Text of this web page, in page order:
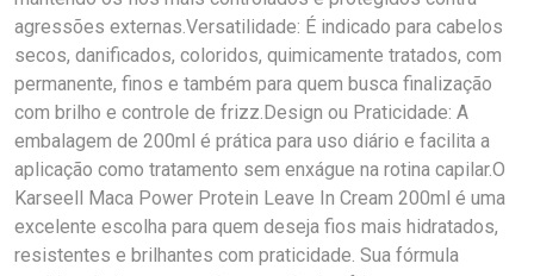
agressões externas.Versatilidade: É indicado para cabelos
secos, danificados, coloridos, quimicamente tratados, com
permanente, finos e também para quem busca finalização
com brilho e controle de frizz.Design ou Praticidade: A
embalagem de 200ml é prática para uso diário e facilita a
aplicação como tratamento sem enxágue na rotina capilar.O
Karseell Maca Power Protein Leave In Cream 200ml é uma
excelente escolha para quem deseja fios mais hidratados,
resistentes e brilhantes com praticidade. Sua fórmula